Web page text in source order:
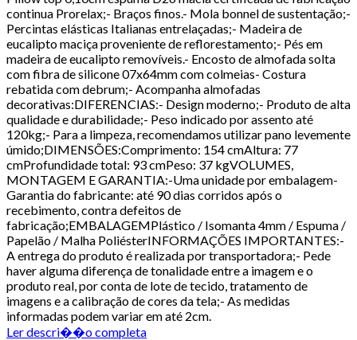
continua Prorelax;- Braços finos.- Mola bonnel de sustentação;-
Percintas elásticas Italianas entrelaçadas;- Madeira de
eucalipto maciça proveniente de reflorestamento;- Pés em
madeira de eucalipto removíveis.- Encosto de almofada solta
com fibra de silicone 07x64mm com colmeias- Costura
rebatida com debrum;- Acompanha almofadas
decorativas:DIFERENCIAS:- Design moderno;- Produto de alta
qualidade e durabilidade;- Peso indicado por assento até
120kg;- Para a limpeza, recomendamos utilizar pano levemente
úmido;DIMENSÕES:Comprimento: 154 cmAltura: 77
cmProfundidade total: 93 cmPeso: 37 kgVOLUMES,
MONTAGEM E GARANTIA:-Uma unidade por embalagem-
Garantia do fabricante: até 90 dias corridos após o
recebimento, contra defeitos de
fabricação;EMBALAGEMPlástico / Isomanta 4mm / Espuma /
Papelão / Malha PoliésterINFORMAÇÕES IMPORTANTES:-
A entrega do produto é realizada por transportadora;- Pede
haver alguma diferença de tonalidade entre a imagem e o
produto real, por conta de lote de tecido, tratamento de
imagens e a calibração de cores da tela;- As medidas
informadas podem variar em até 2cm.
Ler descri��o completa